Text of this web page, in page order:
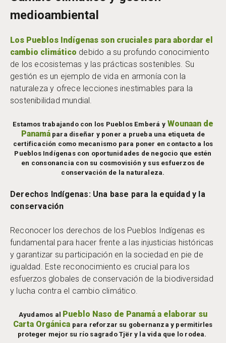
medioambiental
Los Pueblos Indígenas son cruciales para abordar el
cambio climático debido a su profundo conocimiento
de los ecosistemas y las prácticas sostenibles. Su
gestión es un ejemplo de vida en armonía con la
naturaleza y ofrece lecciones inestimables para la
sostenibilidad mundial.
Estamos trabajando con los Pueblos Emberá yWounaan de
Panamá para diseñar y poner a prueba una etiqueta de
certificación como mecanismo para poner en contacto a los
Pueblos Indígenas con oportunidades de negocio que estén
en consonancia con su cosmovisión y sus esfuerzos de
conservación de la naturaleza.
Derechos Indígenas: Una base para la equidad y la
conservación
Reconocer los derechos de los Pueblos Indígenas es
fundamental para hacer frente a las injusticias históricas
y garantizar su participación en la sociedad en pie de
igualdad. Este reconocimiento es crucial para los
esfuerzos globales de conservación de la biodiversidad
y lucha contra el cambio climático.
Ayudamos al Pueblo Naso de Panamá a elaborar su
Carta Orgánica para reforzar su gobernanza y permitirles
proteger mejor su río sagrado Tjër y la vida que lo rodea.